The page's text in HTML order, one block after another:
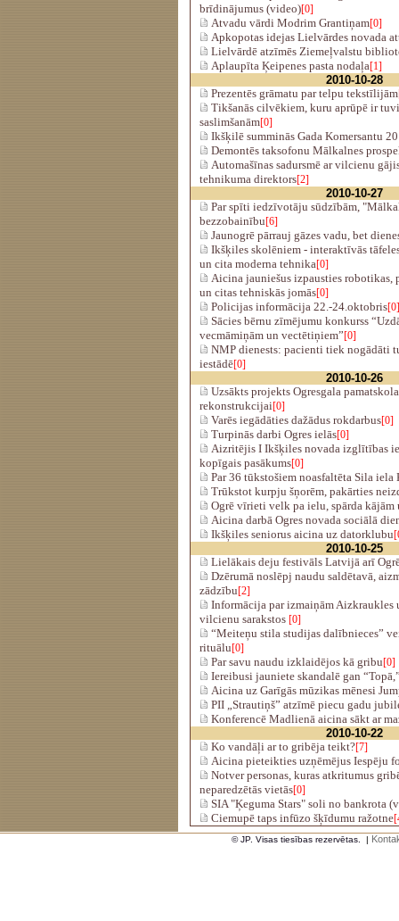
brīdinājumus (video)[0]
Atvadu vārdi Modrim Grantiņam[0]
Apkopotas idejas Lielvārdes novada
Lielvārdē atzīmēs Ziemeļvalstu
Aplaupīta Ķeipenes pasta nodaļa[1]
2010-10-28
Prezentēs grāmatu par telpu tekstīlijām
Tikšanās cilvēkiem, kuru aprūpē ir
saslimšanām[0]
Ikšķilē summinās Gada Komersantu
Demontēs taksofonu Mālkalnes
Automašīnas sadursmē ar vilcienu
tehnikuma direktors[2]
2010-10-27
Par spīti iedzīvotāju sūdzībām,
bezzobainību[6]
Jaunogrē pārrauj gāzes vadu, bet
Ikšķiles skolēniem - interaktīvās
un cita moderna tehnika[0]
Aicina jauniešus izpausties robotikas,
un citas tehniskās jomās[0]
Policijas informācija 22.-24.oktobris[0]
Sācies bērnu zīmējumu konkurss
vecmāmiņām un vectētiņiem”[0]
NMP dienests: pacienti tiek nogādāti
iestādē[0]
2010-10-26
Uzsākts projekts Ogresgala
rekonstrukcijai[0]
Varēs iegādāties dažādus rokdarbus[0]
Turpinās darbi Ogres ielās[0]
Aizritējis I Ikšķiles novada izglītības
kopīgais pasākums[0]
Par 36 tūkstošiem noasfaltēta Sila iela
Trūkstot kurpju šņorēm, pakārties
Ogrē vīrieti velk pa ielu, spārda kājām
Aicina darbā Ogres novada sociālā
Ikšķiles seniorus aicina uz datorklubu
2010-10-25
Lielākais deju festivāls Latvijā arī
Dzērumā noslēpj naudu saldētavā,
zādzību[2]
Informācija par izmaiņām Aizkraukles
vilcienu sarakstos [0]
“Meiteņu stila studijas dalībnieces”
rituālu[0]
Par savu naudu izklaidējos kā gribu[0]
Iereibusi jauniete skandalē gan
Aicina uz Garīgās mūzikas mēnesi
PII „Strautiņš” atzīmē piecu gadu
Konferencē Madlienā aicina sākt ar
2010-10-22
Ko vandāļi ar to gribēja teikt?[7]
Aicina pieteikties uzņēmējus Iespēju
Notver personas, kuras atkritumus
neparedzētās vietās[0]
SIA "Ķeguma Stars" soli no bankrota
Ciemupē taps infūzo šķīdumu ražotne
© JP. Visas tiesības rezervētas. |